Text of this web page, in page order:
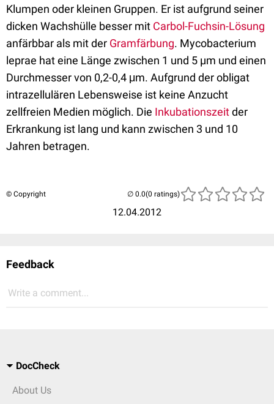
Klumpen oder kleinen Gruppen. Er ist aufgrund seiner
dicken Wachshülle besser mit Carbol-Fuchsin-Lösung
anfärbbar als mit der Gramfärbung. Mycobacterium
leprae hat eine Länge zwischen 1 und 5 µm und einen
Durchmesser von 0,2-0,4 μm. Aufgrund der obligat
intrazellulären Lebensweise ist keine Anzucht
zellfreien Medien möglich. Die Inkubationszeitder
Erkrankung ist lang und kann zwischen 3 und 10
Jahren betragen.
© Copyright
12.04.2012
(0 ratings)
Feedback
Write a comment...
DocCheck
About Us